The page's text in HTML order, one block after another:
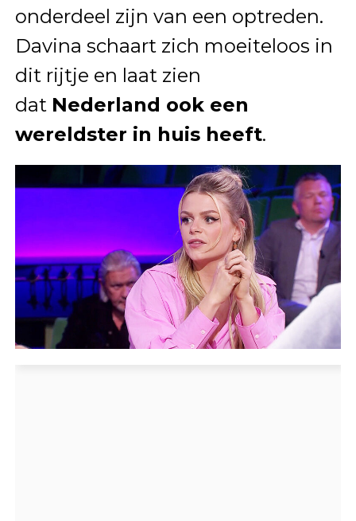
onderdeel zijn van een optreden.
Davina schaart zich moeiteloos in
dit rijtje en laat zien
dat Nederland ook een
wereldster in huis heeft.